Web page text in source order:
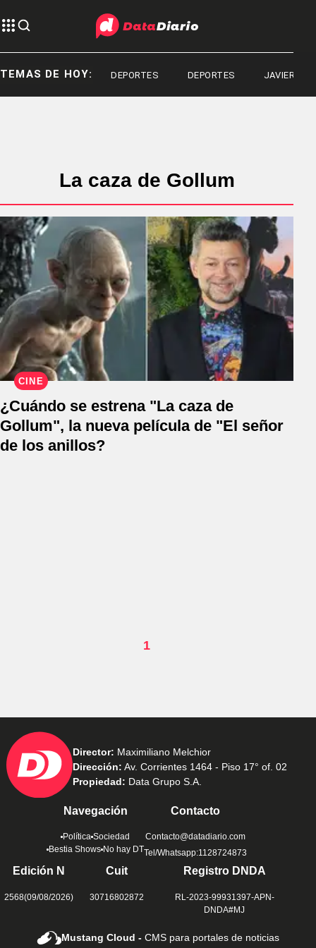
TEMAS DE HOY: DEPORTES DEPORTES JAVIER
La caza de Gollum
CINE
¿Cuándo se estrena "La caza de
Gollum", la nueva película de "El señor
de los anillos?
1
Director: Maximiliano Melchior
Dirección: Av. Corrientes 1464 - Piso 17° of. 02
Propiedad: Data Grupo S.A.
Navegación
Política Sociedad
Bestia Shows No hay DT
Contacto
Contacto@datadiario.com
Tel/Whatsapp:1128724873
Edición N
2568(09/08/2026)
Cuit
30716802872
Registro DNDA
RL-2023-99931397-APN-
DNDA#MJ
Mustang Cloud -CMS para portales de noticias